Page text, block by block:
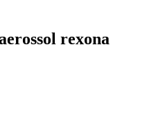
rexona